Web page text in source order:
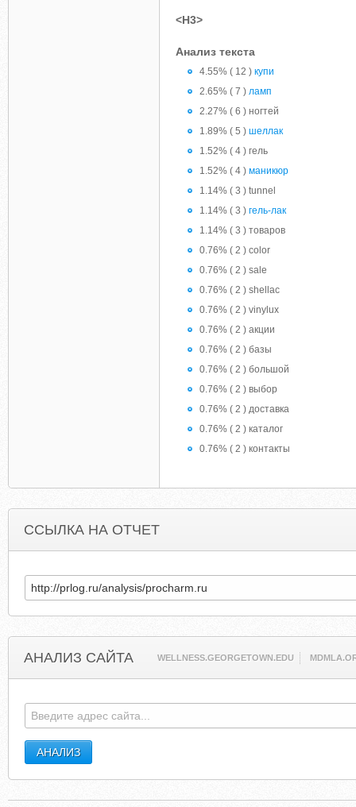
<H3>
Анализ текста
4.55% ( 12 ) купи
2.65% ( 7 ) ламп
2.27% ( 6 ) ногтей
1.89% ( 5 ) шеллак
1.52% ( 4 ) гель
1.52% ( 4 ) маникюр
1.14% ( 3 ) tunnel
1.14% ( 3 ) гель-лак
1.14% ( 3 ) товаров
0.76% ( 2 ) color
0.76% ( 2 ) sale
0.76% ( 2 ) shellac
0.76% ( 2 ) vinylux
0.76% ( 2 ) акции
0.76% ( 2 ) базы
0.76% ( 2 ) большой
0.76% ( 2 ) выбор
0.76% ( 2 ) доставка
0.76% ( 2 ) каталог
0.76% ( 2 ) контакты
ССЫЛКА НА ОТЧЕТ
АНАЛИЗ САЙТА WELLNESS.GEORGETOWN.EDU